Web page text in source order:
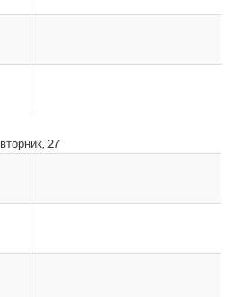
вторник, 27